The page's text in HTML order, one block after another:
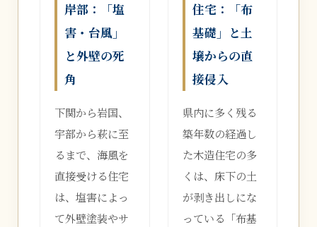
岸部：「塩
害・台風」
と外壁の死
角
下関から岩国、
宇部から萩に至
るまで、海風を
直接受ける住宅
は、塩害によっ
て外壁塗装やサ
住宅：「布
基礎」と土
壌からの直
接侵入
県内に多く残る
築年数の経過し
た木造住宅の多
くは、床下の土
が剥き出しにな
っている「布基